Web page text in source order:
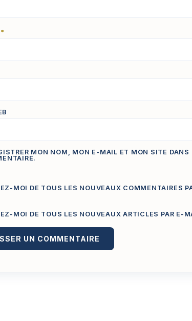
*
MON NOM, MON E-MAIL ET MON SITE DANS
MOI DE TOUS LES NOUVEAUX COMMENTAIRES
MOI DE TOUS LES NOUVEAUX ARTICLES PAR E-